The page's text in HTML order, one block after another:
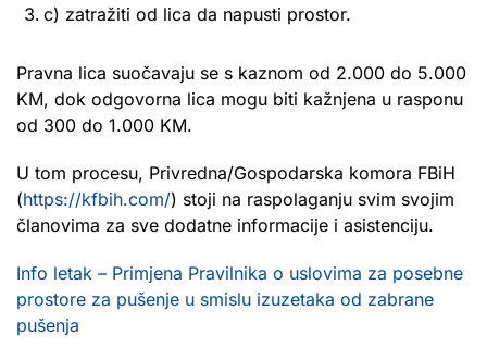
c) zatražiti od lica da napusti prostor.
Pravna lica suočavaju se s kaznom od 2.000 do 5.000
KM, dok odgovorna lica mogu biti kažnjena u rasponu
od 300 do 1.000 KM.
U tom procesu, Privredna/Gospodarska komora FBiH
(https://kfbih.com/) stoji na raspolaganju svim svojim
članovima za sve dodatne informacije i asistenciju.
Info letak – Primjena Pravilnika o uslovima za posebne
prostore za pušenje u smislu izuzetaka od zabrane
pušenja